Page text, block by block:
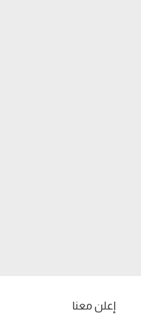
إعلن معنا